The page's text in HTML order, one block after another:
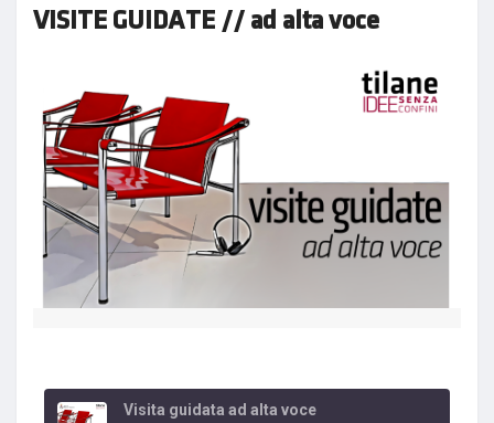
VISITE GUIDATE // ad alta voce
Visita guidata ad alta voce